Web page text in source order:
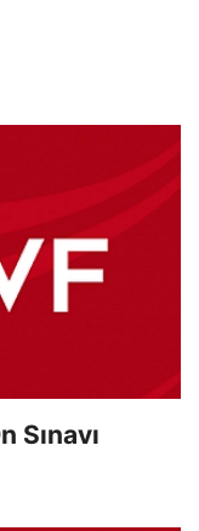
Sınavı